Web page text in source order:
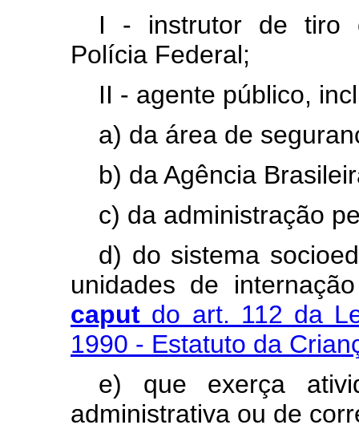
I - instrutor de tiro
Polícia Federal;
II - agente público,
a) da área de
b) da Agência
c) da administração
d) do sistema
unidades de
caput do art. 112 da
1990 - Estatuto da
e) que exerça
administrativa ou de